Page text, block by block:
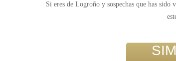
Si eres de Logroño y sospechas que has